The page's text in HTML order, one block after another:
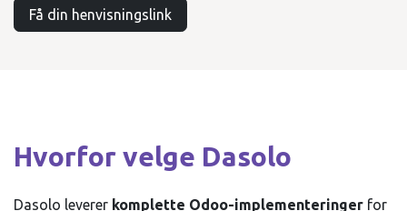
Få din henvisningslink
Hvorfor velge Dasolo
Dasolo leverer komplette Odoo-implementeringer for